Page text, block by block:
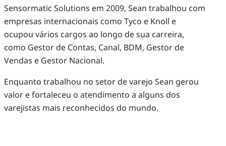
Sensormatic Solutions em 2009, Sean trabalhou com
empresas internacionais como Tyco e Knoll e
ocupou vários cargos ao longo de sua carreira,
como Gestor de Contas, Canal, BDM, Gestor de
Vendas e Gestor Nacional.
Enquanto trabalhou no setor de varejo Sean gerou
valor e fortaleceu o atendimento a alguns dos
varejistas mais reconhecidos do mundo.